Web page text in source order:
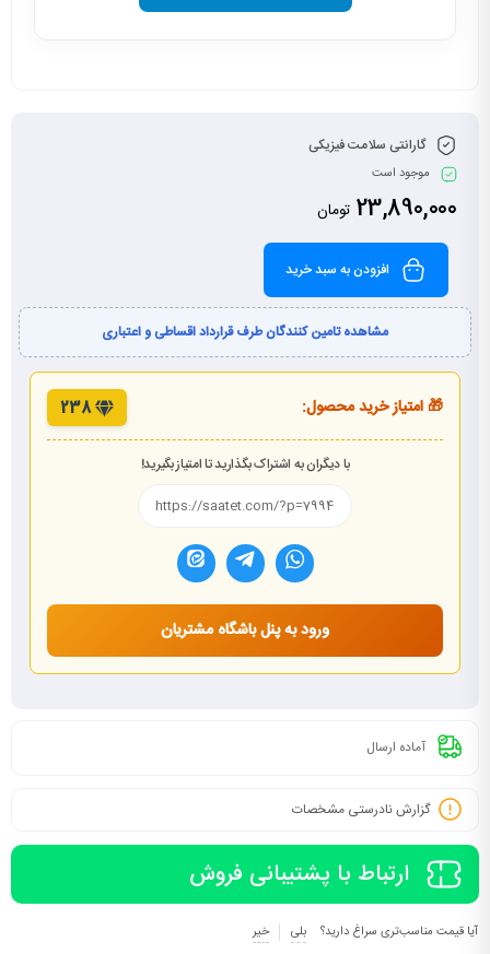
گارانتی سلامت فیزیکی
موجود است
23,890,000 تومان
افزودن به سبد خرید
مشاهده تامین کنندگان طرف قرارداد اقساطی و اعتباری
🎁 امتیاز خرید محصول: 238
با دیگران به اشتراک بگذارید تا امتیاز بگیرید!
ورود به پنل باشگاه مشتریان
آماده ارسال
گزارش نادرستی مشخصات
ارتباط با پشتیبانی فروش
آیا قیمت مناسب‌تری سراغ دارید؟ بلی خیر